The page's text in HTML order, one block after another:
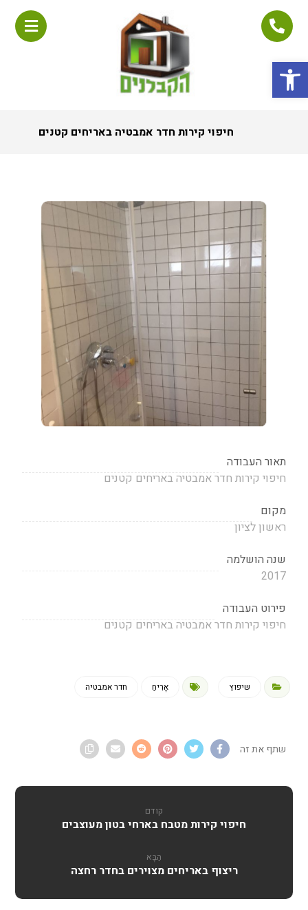
פתח סרגל נגישות
חיפוי קירות חדר אמבטיה באריחים קטנים
תאור העבודה
חיפוי קירות חדר אמבטיה באריחים קטנים
מקום
ראשון לציון
שנה הושלמה
2017
פירוט העבודה
חיפוי קירות חדר אמבטיה באריחים קטנים
שיפוץ אָרִיחַ חדר אמבטיה
קודם
חיפוי קירות מטבח בארחי בטון מעוצבים
הַבָּא
ריצוף באריחים מצוירים בחדר רחצה